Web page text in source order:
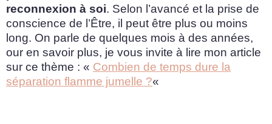
reconnexion à soi. Selon l’avancé et la prise de
conscience de l’Être, il peut être plus ou moins
long. On parle de quelques mois à des années,
our en savoir plus, je vous invite à lire mon article
sur ce thème : « Combien de temps dure la
séparation flamme jumelle ?«